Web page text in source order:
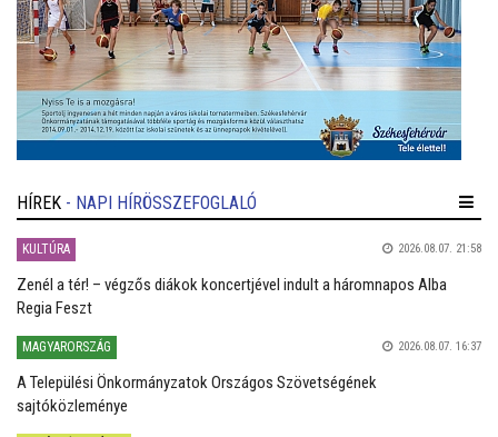
HÍREK - NAPI HÍRÖSSZEFOGLALÓ
KULTÚRA 2026.08.07. 21:58
Zenél a tér! – végzős diákok koncertjével indult a háromnapos Alba
Regia Feszt
MAGYARORSZÁG 2026.08.07. 16:37
A Települési Önkormányzatok Országos Szövetségének
sajtóközleménye